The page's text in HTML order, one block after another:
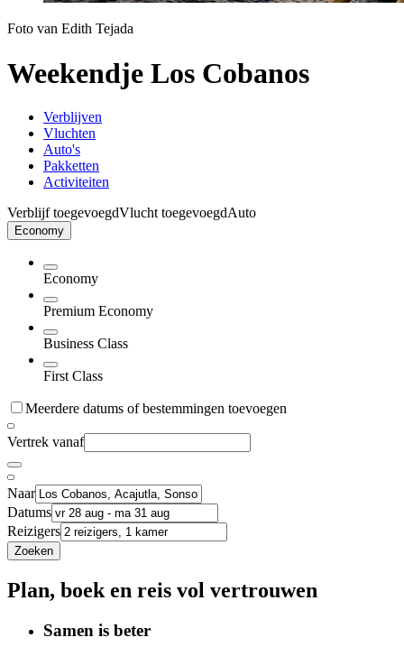
Foto van Edith Tejada
Weekendje Los Cobanos
Verblijven
Vluchten
Auto's
Pakketten
Activiteiten
Verblijf toegevoegdVlucht toegevoegdAuto
Economy
Economy
Premium Economy
Business Class
First Class
Meerdere datums of bestemmingen toevoegen
Vertrek vanaf
Naar
Datums
Reizigers
Zoeken
Plan, boek en reis vol vertrouwen
Samen is beter